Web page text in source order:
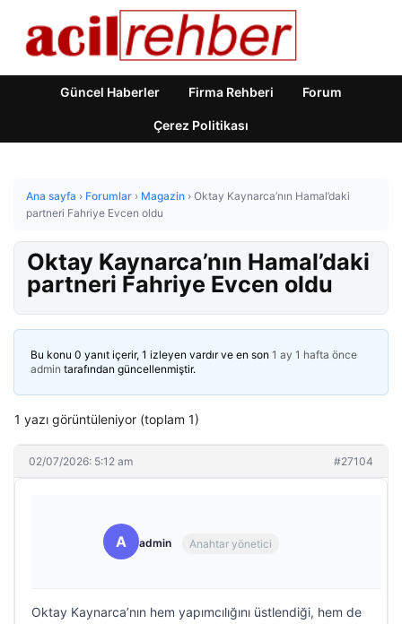
Güncel Haberler Firma Rehberi Forum
Çerez Politikası
Ana sayfa › Forumlar › Magazin › Oktay Kaynarca’nın Hamal’daki
partneri Fahriye Evcen oldu
Oktay Kaynarca’nın Hamal’daki
partneri Fahriye Evcen oldu
Bu konu 0 yanıt içerir, 1 izleyen vardır ve en son 1 ay 1 hafta önce
admin tarafından güncellenmiştir.
1 yazı görüntüleniyor (toplam 1)
02/07/2026: 5:12 am #27104
A admin Anahtar yönetici
Oktay Kaynarca’nın hem yapımcılığını üstlendiği, hem de